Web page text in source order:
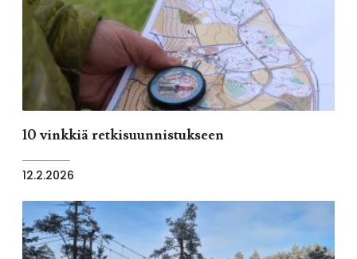
10 vinkkiä retkisuunnistukseen
12.2.2026